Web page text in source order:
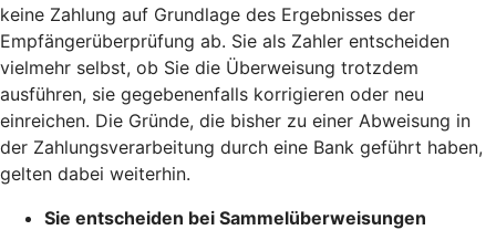
keine Zahlung auf Grundlage des Ergebnisses der
Empfängerüberprüfung ab. Sie als Zahler entscheiden
vielmehr selbst, ob Sie die Überweisung trotzdem
ausführen, sie gegebenenfalls korrigieren oder neu
einreichen. Die Gründe, die bisher zu einer Abweisung in
der Zahlungsverarbeitung durch eine Bank geführt haben,
gelten dabei weiterhin.
Sie entscheiden bei Sammelüberweisungen